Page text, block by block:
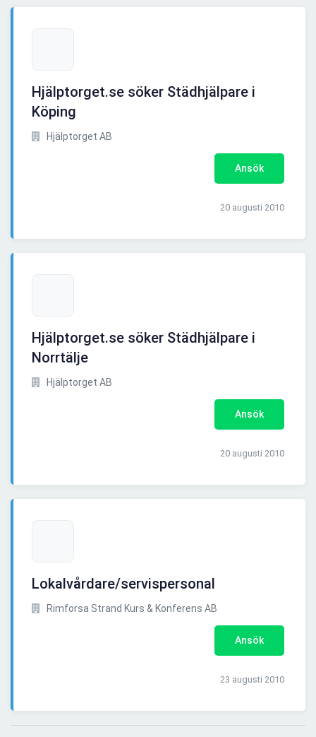
Hjälptorget.se söker Städhjälpare i
Köping
Hjälptorget AB
Ansök
20 augusti 2010
Hjälptorget.se söker Städhjälpare i
Norrtälje
Hjälptorget AB
Ansök
20 augusti 2010
Lokalvårdare/servispersonal
Rimforsa Strand Kurs & Konferens AB
Ansök
23 augusti 2010